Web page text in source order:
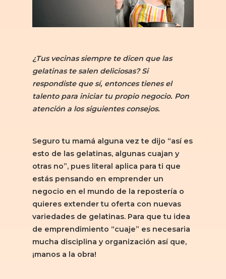
¿Tus vecinas siempre te dicen que las
gelatinas te salen deliciosas? Si
respondiste que sí, entonces tienes el
talento para iniciar tu propio negocio. Pon
atención a los siguientes consejos.
Seguro tu mamá alguna vez te dijo “así es
esto de las gelatinas, algunas cuajan y
otras no”, pues literal aplica para ti que
estás pensando en emprender un
negocio en el mundo de la repostería o
quieres extender tu oferta con nuevas
variedades de gelatinas. Para que tu idea
de emprendimiento “cuaje” es necesaria
mucha disciplina y organización así que,
¡manos a la obra!